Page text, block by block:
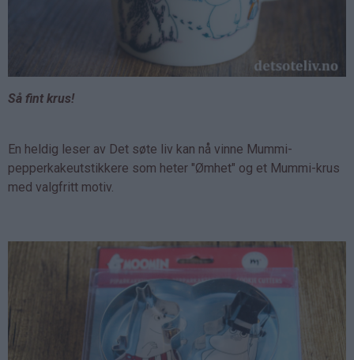
Så fint krus!
En heldig leser av Det søte liv kan nå vinne Mummi-
pepperkakeutstikkere som heter "Ømhet" og et Mummi-krus
med valgfritt motiv.